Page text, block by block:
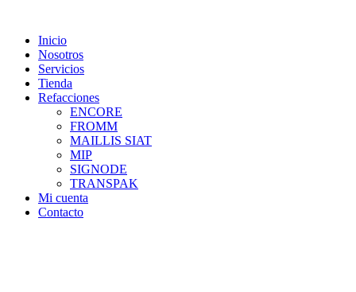
contentInicio
Nosotros
Servicios
Tienda
Refacciones
ENCORE
FROMM
MAILLIS SIAT
MIP
SIGNODE
TRANSPAK
Mi cuenta
Contacto